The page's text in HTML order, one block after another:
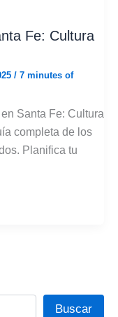
Fe: Cultura
/ 7 minutes of
Santa Fe: Cultura
completa de los
Planifica tu
Buscar